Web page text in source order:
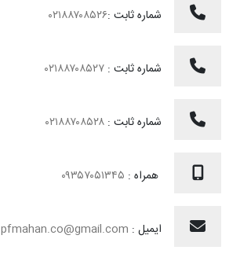
شماره ثابت :۰۲۱۸۸۷۰۸۵۲۶
شماره ثابت :
شماره ثابت :
همراه :
ایمیل : pfmahan.co@gmail.com